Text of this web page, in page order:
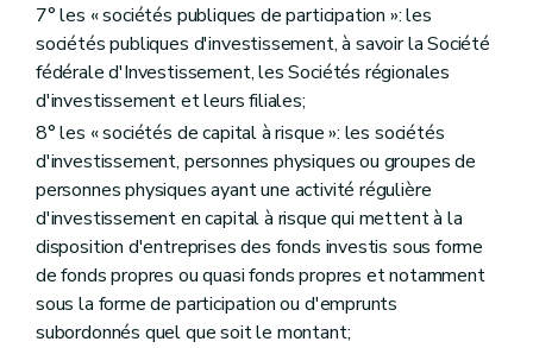
7° les « sociétés publiques de participation »: les
sociétés publiques d'investissement, à savoir la Société
fédérale d'Investissement, les Sociétés régionales
d'investissement et leurs filiales;
8° les « sociétés de capital à risque »: les sociétés
d'investissement, personnes physiques ou groupes de
personnes physiques ayant une activité régulière
d'investissement en capital à risque qui mettent à la
disposition d'entreprises des fonds investis sous forme
de fonds propres ou quasi fonds propres et notamment
sous la forme de participation ou d'emprunts
subordonnés quel que soit le montant;